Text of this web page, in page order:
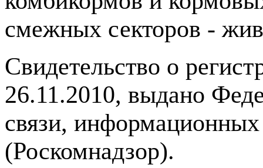
смежных секторов -
Свидетельство о
26.11.2010, выдано
связи,
(Роскомнадзор).